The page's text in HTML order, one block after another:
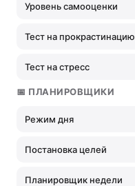
Уровень самооценки
Тест на прокрастинацию
Тест на стресс
📅 ПЛАНИРОВЩИКИ
Режим дня
Постановка целей
Планировщик недели